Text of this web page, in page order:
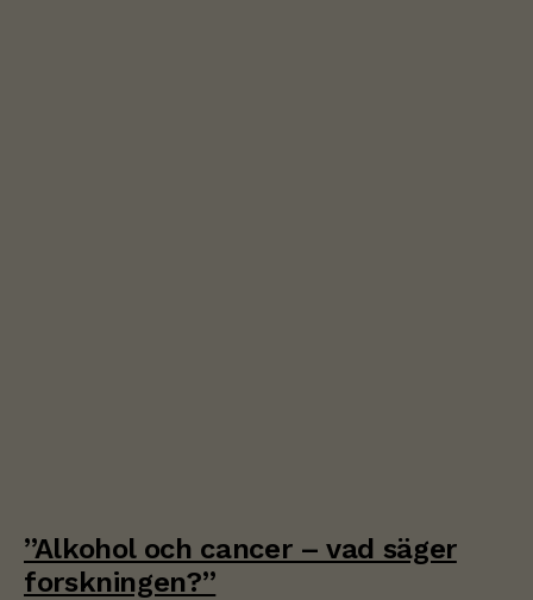
”Alkohol och cancer – vad säger
forskningen?”